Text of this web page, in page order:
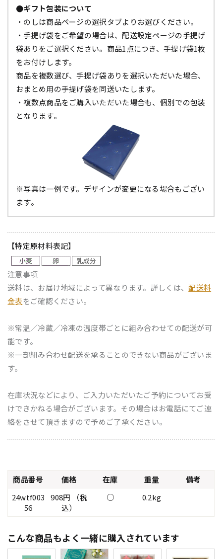
●ギフト包装について
・のしは商品ページの選択タブよりお選びください。
・手提げ袋をご希望の場合は、配送設定ページの手提げ
袋ありをご選択ください。商品1点につき、手提げ袋1枚
をお付けします。
商品を複数選び、手提げ袋ありを選択いただいた場合、
おまとめ用の手提げ袋を同送いたします。
・複数点商品をご購入いただいた場合も、個別での包装
となります。
※写真は一例です。デザインが変更になる場合もござい
ます。
【特定原材料表記】
注意事項
送料は、お届け地域によって異なります。詳しくは、配送料
金表をご確認ください。
※常温／冷蔵／冷凍の温度帯ごとに組み合わせての配送が可
能です。
※一部組み合わせ配送を承ることのできない商品がございま
す。
在庫状況などにより、ご入力いただいたご予約についてお受
けできかねる場合がございます。その場合はお電話にてご連
絡をさせて頂きますので予めご了承ください。
商品番号 価格 在庫 重量
備考
24wtf003
56
908円 （税
込）
○ 0.2kg
こんな商品もよく一緒に購入されています